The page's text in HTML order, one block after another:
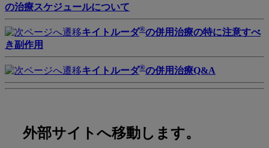
の治療スケジュールについて
キイトルーダ®の併用治療の特に注意すべ
き副作用
キイトルーダ®の併用治療Q&A
外部サイトへ移動します。